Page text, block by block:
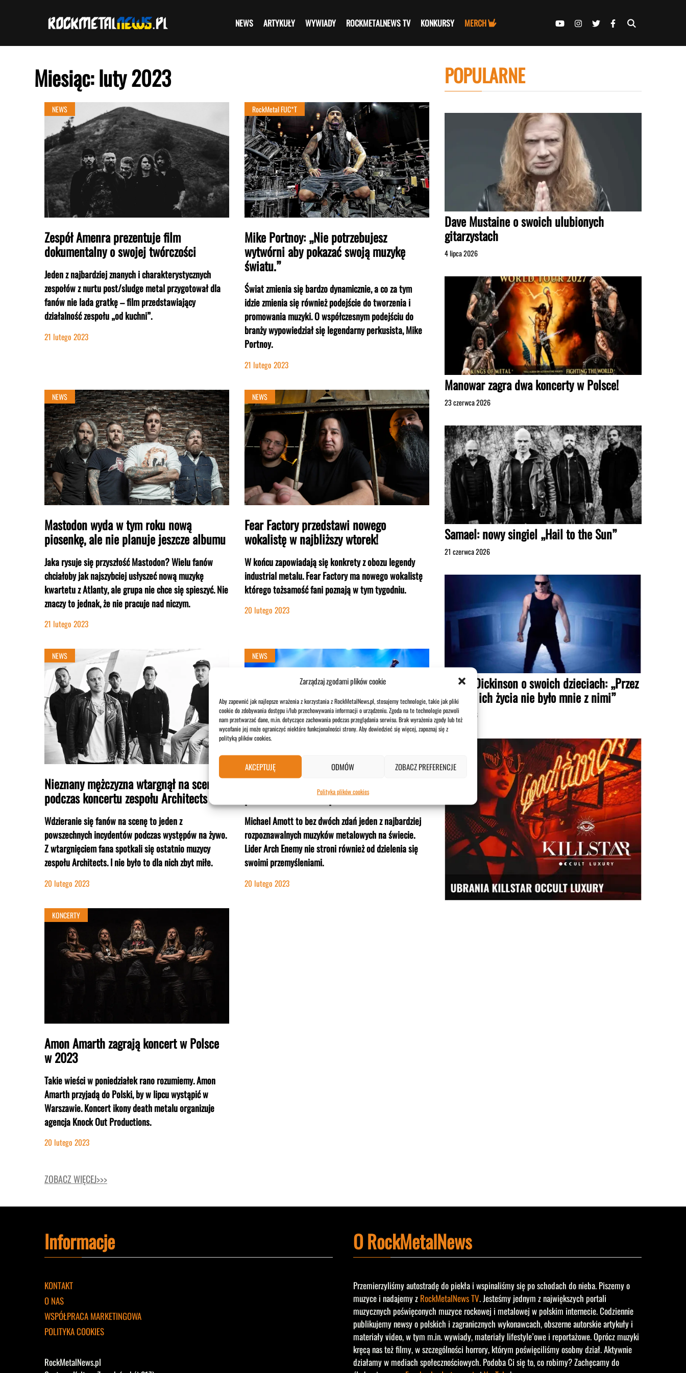
Zarządzaj zgodami plików cookie
Aby zapewnić jak najlepsze wrażenia z korzystania z RockMetalNews.pl, stosujemy technologie, takie jak pliki
cookie do zdobywania dostępu i/lub przechowywania informacji o urządzeniu. Zgoda na te technologie pozwoli
nam przetwarzać dane, m.in. dotyczące zachowania podczas przeglądania serwisu. Brak wyrażenia zgody lub też
wycofanie jej może ograniczyć niektóre funkcjonalności strony. Aby dowiedzieć się więcej, zapoznaj się z
polityką plików cookies.
AKCEPTUJĘ ODMÓW ZOBACZ PREFERENCJE
Polityka plików cookies
NEWS ARTYKUŁY WYWIADY ROCKMETALNEWS TV KONKURSY MERCH
Miesiąc:luty 2023
NEWS
Zespół Amenra prezentuje film
dokumentalny o swojej twórczości
Jeden z najbardziej znanych i charakterystycznych
zespołów z nurtu post/sludge metal przygotował dla
fanów nie lada gratkę – film przedstawiający
działalność zespołu „od kuchni”.
21 lutego 2023
RockMetal FUC*T
Mike Portnoy: „Nie potrzebujesz
wytwórni aby pokazać swoją muzykę
światu.”
Świat zmienia się bardzo dynamicznie, a co za tym
idzie zmienia się również podejście do tworzenia i
promowania muzyki. O współczesnym podejściu do
branży wypowiedział się legendarny perkusista, Mike
Portnoy.
21 lutego 2023
NEWS
Mastodon wyda w tym roku nową
piosenkę, ale nie planuje jeszcze albumu
Jaka rysuje się przyszłość Mastodon? Wielu fanów
chciałoby jak najszybciej usłyszeć nową muzykę
kwartetu z Atlanty, ale grupa nie chce się spieszyć. Nie
znaczy to jednak, że nie pracuje nad niczym.
21 lutego 2023
NEWS
Fear Factory przedstawi nowego
wokalistę w najbliższy wtorek!
W końcu zapowiadają się konkrety z obozu legendy
industrial metalu. Fear Factory ma nowego wokalistę
którego tożsamość fani poznają w tym tygodniu.
20 lutego 2023
NEWS
Nieznany mężczyzna wtargnął na scenę
podczas koncertu zespołu Architects
Wdzieranie się fanów na scenę to jeden z
powszechnych incydentów podczas występów na żywo.
Z wtargnięciem fana spotkali się ostatnio muzycy
zespołu Architects. I nie było to dla nich zbyt miłe.
20 lutego 2023
NEWS
Michael Amott (Arch Enemy) – „Metal
powinien zostać w podziemiu.”
Michael Amott to bez dwóch zdań jeden z najbardziej
rozpoznawalnych muzyków metalowych na świecie.
Lider Arch Enemy nie stroni również od dzielenia się
swoimi przemyśleniami.
20 lutego 2023
KONCERTY
Amon Amarth zagrają koncert w Polsce
w 2023
Takie wieści w poniedziałek rano rozumiemy. Amon
Amarth przyjadą do Polski, by w lipcu wystąpić w
Warszawie. Koncert ikony death metalu organizuje
agencja Knock Out Productions.
20 lutego 2023
ZOBACZ WIĘCEJ>>>
POPULARNE
Dave Mustaine o swoich ulubionych
gitarzystach
4 lipca 2026
Manowar zagra dwa koncerty w Polsce!
23 czerwca 2026
Samael: nowy singiel „Hail to the Sun”
21 czerwca 2026
Bruce Dickinson o swoich dzieciach: „Przez
połowę ich życia nie było mnie z nimi”
2 lipca 2026
Informacje
KONTAKT
O NAS
WSPÓŁPRACA MARKETINGOWA
POLITYKA COOKIES
RockMetalNews.pl
O RockMetalNews
Przemierzyliśmy autostradę do piekła i wspinaliśmy się po schodach do nieba. Piszemy o
muzyce i nadajemy z RockMetalNews TV. Jesteśmy jednym z największych portali
muzycznych poświęconych muzyce rockowej i metalowej w polskim internecie. Codziennie
publikujemy newsy o polskich i zagranicznych wykonawcach, obszerne autorskie artykuły i
materiały video, w tym m.in. wywiady, materiały lifestyle’owe i reportażowe. Oprócz muzyki
kręcą nas też filmy, w szczególności horrory, którym poświęciliśmy osobny dział. Aktywnie
działamy w mediach społecznościowych. Podoba Ci się to, co robimy? Zachęcamy do